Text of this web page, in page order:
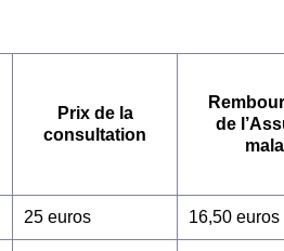
Prix de la
consultation
de
25 euros 16,50 euros